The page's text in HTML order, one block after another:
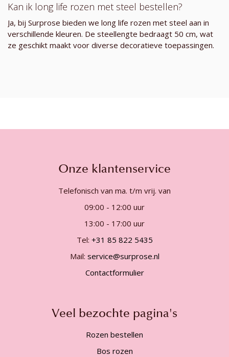
Kan ik long life rozen met steel bestellen?
Ja, bij Surprose bieden we long life rozen met steel aan in
verschillende kleuren. De steellengte bedraagt 50 cm, wat
ze geschikt maakt voor diverse decoratieve toepassingen.
Onze klantenservice
Telefonisch van ma. t/m vrij. van
09:00 - 12:00 uur
13:00 - 17:00 uur
Tel: +31 85 822 5435
Mail: service@surprose.nl
Contactformulier
Veel bezochte pagina's
Rozen bestellen
Bos rozen